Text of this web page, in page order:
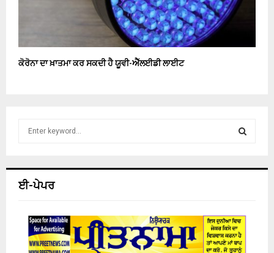
ਕੋਰੋਨਾ ਦਾ ਖ਼ਾਤਮਾ ਕਰ ਸਕਦੀ ਹੈ ਯੂਵੀ-ਐੱਲਈਡੀ ਲਾਈਟ
h
R
ਈ-ਪੇਪਰ